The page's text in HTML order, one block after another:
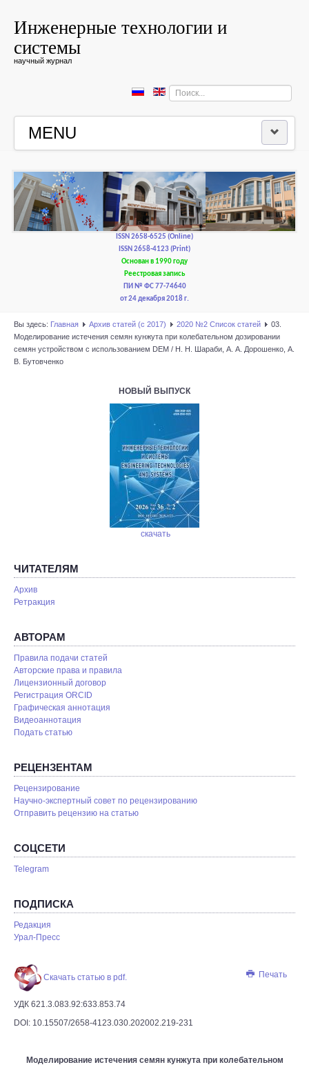
Инженерные технологии и
системы
научный журнал
Искать...
MENU
РЕДКОЛЛЕГИЯ
РЕДАКЦИОННАЯ ПОЛИТИКА И ЭТИКА
ISSN 2658-6525 (Online)
ISSN 2658-4123 (Print)
Основан в 1990 году
Реестровая запись
ПИ № ФС 77-74640
от 24 декабря 2018 г.
Вы здесь: Главная Архив статей (с 2017) 2020 №2 Список статей
03.
Моделирование истечения семян кунжута при колебательном дозировании
семян устройством c использованием DEM / Н. Н. Шараби, А. А. Дорошенко, А.
В. Бутовченко
НОВЫЙ ВЫПУСК
скачать
ЧИТАТЕЛЯМ
Архив
Ретракция
АВТОРАМ
Правила подачи статей
Авторские права и правила
Лицензионный договор
Регистрация ORCID
Графическая аннотация
Видеоаннотация
Подать статью
РЕЦЕНЗЕНТАМ
Рецензирование
Научно-экспертный совет по рецензированию
Отправить рецензию на статью
СОЦСЕТИ
Telegram
ПОДПИСКА
Редакция
Урал-Пресс
Печать
Скачать статью в pdf.
УДК 621.3.083.92:633.853.74
DOI: 10.15507/2658-4123.030.202002.219-231
Моделирование истечения семян кунжута при колебательном